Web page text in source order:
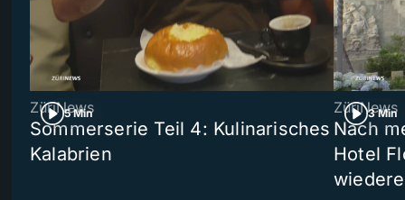
5 Min
ZüriNews
Sommerserie Teil 4: Kulinarisches
Kalabrien
3 Min
ZüriNews
Nach
Hotel